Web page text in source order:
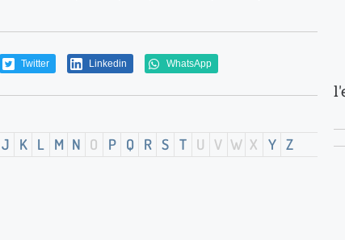
Twitter Linkedin WhatsApp
J K L M N O P Q R S T U V W X Y Z